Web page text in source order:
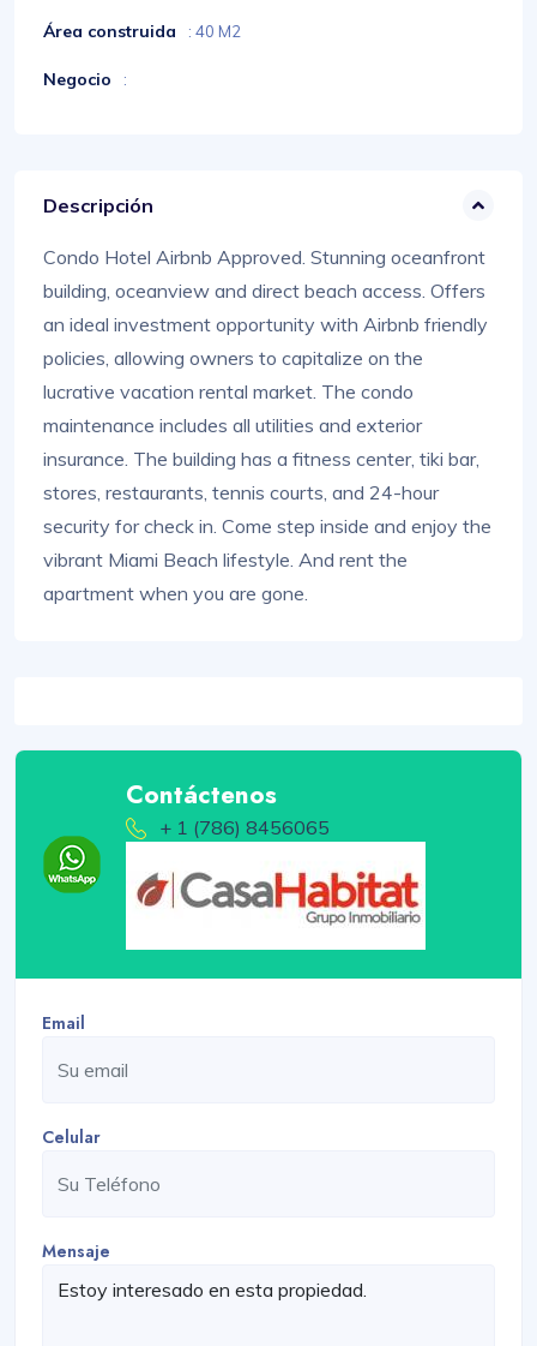
Área construida : 40 M2
Negocio :
Descripción
Condo Hotel Airbnb Approved. Stunning oceanfront
building, oceanview and direct beach access. Offers
an ideal investment opportunity with Airbnb friendly
policies, allowing owners to capitalize on the
lucrative vacation rental market. The condo
maintenance includes all utilities and exterior
insurance. The building has a fitness center, tiki bar,
stores, restaurants, tennis courts, and 24-hour
security for check in. Come step inside and enjoy the
vibrant Miami Beach lifestyle. And rent the
apartment when you are gone.
Contáctenos
+ 1 (786) 8456065
Email
Celular
Mensaje